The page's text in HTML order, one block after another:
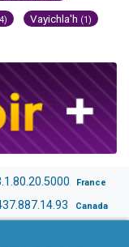
Vayichla'h (1)
France
Canada